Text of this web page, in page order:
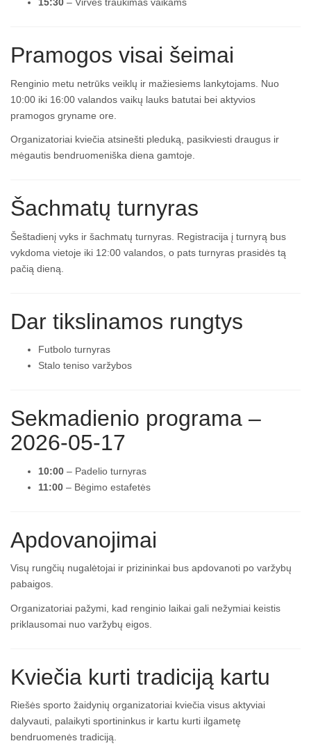
Pramogos visai šeimai
Renginio metu netrūks veiklų ir mažiesiems lankytojams. Nuo
10:00 iki 16:00 valandos vaikų lauks batutai bei aktyvios
pramogos gryname ore.
Organizatoriai kviečia atsinešti pleduką, pasikviesti draugus ir
mėgautis bendruomeniška diena gamtoje.
Šachmatų turnyras
Šeštadienį vyks ir šachmatų turnyras. Registracija į turnyrą bus
vykdoma vietoje iki 12:00 valandos, o pats turnyras prasidės tą
pačią dieną.
Dar tikslinamos rungtys
Futbolo turnyras
Stalo teniso varžybos
Sekmadienio programa –
2026-05-17
10:00 – Padelio turnyras
11:00 – Bėgimo estafetės
Apdovanojimai
Visų rungčių nugalėtojai ir prizininkai bus apdovanoti po varžybų
pabaigos.
Organizatoriai pažymi, kad renginio laikai gali nežymiai keistis
priklausomai nuo varžybų eigos.
Kviečia kurti tradiciją kartu
Riešės sporto žaidynių organizatoriai kviečia visus aktyviai
dalyvauti, palaikyti sportininkus ir kartu kurti ilgametę
bendruomenės tradiciją.